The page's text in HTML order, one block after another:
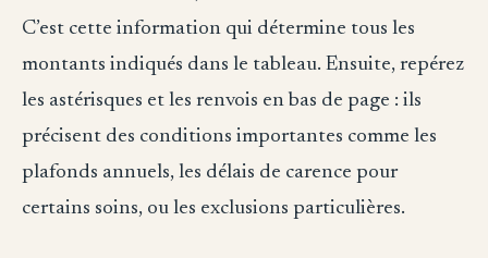
C’est cette information qui détermine tous les
montants indiqués dans le tableau. Ensuite, repérez
les astérisques et les renvois en bas de page : ils
précisent des conditions importantes comme les
plafonds annuels, les délais de carence pour
certains soins, ou les exclusions particulières.